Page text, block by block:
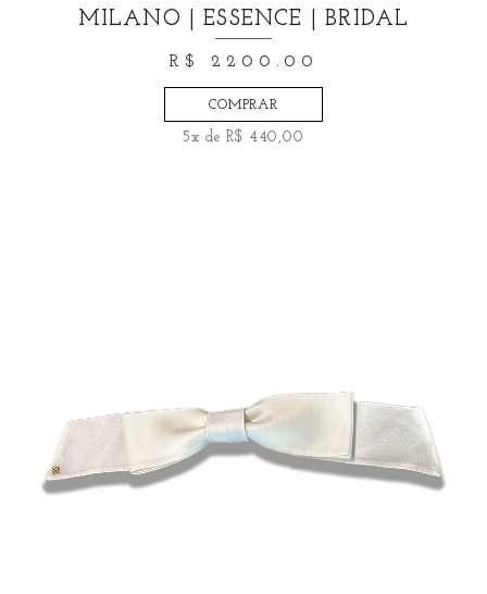
MILANO | ESSENCE | BRIDAL
R$ 2200.00
COMPRAR
5x de R$ 440,00